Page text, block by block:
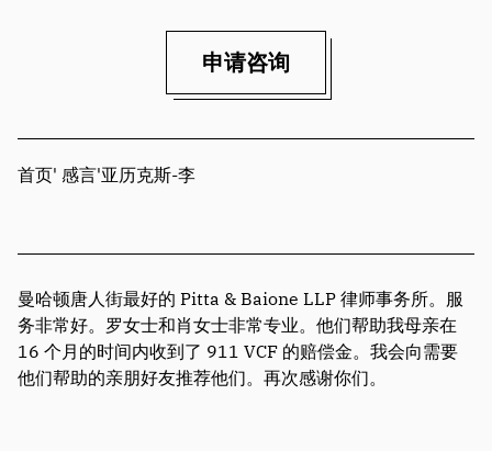
申请咨询
首页' 感言'亚历克斯-李
曼哈顿唐人街最好的 Pitta & Baione LLP 律师事务所。服
务非常好。罗女士和肖女士非常专业。他们帮助我母亲在
16 个月的时间内收到了 911 VCF 的赔偿金。我会向需要
他们帮助的亲朋好友推荐他们。再次感谢你们。